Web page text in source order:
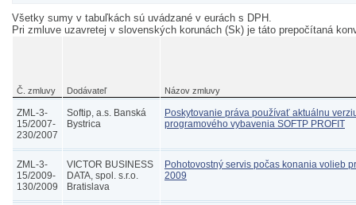
Všetky sumy v tabuľkách sú uvádzané v eurách s DPH.
Pri zmluve uzavretej v slovenských korunách (Sk) je táto prepočítaná
Č. zmluvy Dodávateľ Názov zmluvy
ZML-3-
15/2007-
230/2007
Softip, a.s. Banská
Bystrica
Poskytovanie práva používať aktuálnu
programového vybavenia SOFTP PROFIT
ZML-3-
15/2009-
130/2009
VICTOR BUSINESS
DATA, spol. s.r.o.
Bratislava
Pohotovostný servis počas konania volieb
2009